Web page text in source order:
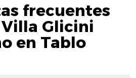
frecuentes
Glicini
en Tablo